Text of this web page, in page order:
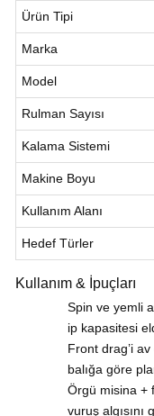
Ürün Tipi
Marka
Model
Rulman Sayısı
Kalama Sistemi
Makine Boyu
Kullanım Alanı
Hedef Türler
Kullanım & İpuçları
Spin ve yemli
ip kapasitesi
Front drag’i
balığa göre
Örgü misina +
vuruş algısını